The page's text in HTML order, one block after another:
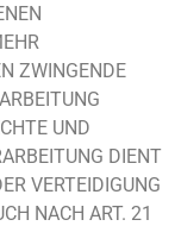
ZWINGENDE
UND
DIENT
VERTEIDIGUNG
NACH ART. 21